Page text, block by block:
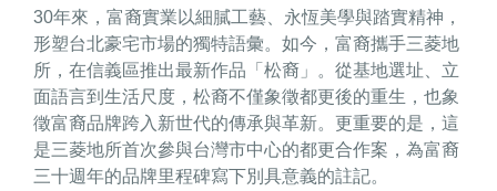
30年來，富裔實業以細膩工藝、永恆美學與踏實精神，
形塑台北豪宅市場的獨特語彙。如今，富裔攜手三菱地
所，在信義區推出最新作品「松裔」。從基地選址、立
面語言到生活尺度，松裔不僅象徵都更後的重生，也象
徵富裔品牌跨入新世代的傳承與革新。更重要的是，這
是三菱地所首次參與台灣市中心的都更合作案，為富裔
三十週年的品牌里程碑寫下別具意義的註記。